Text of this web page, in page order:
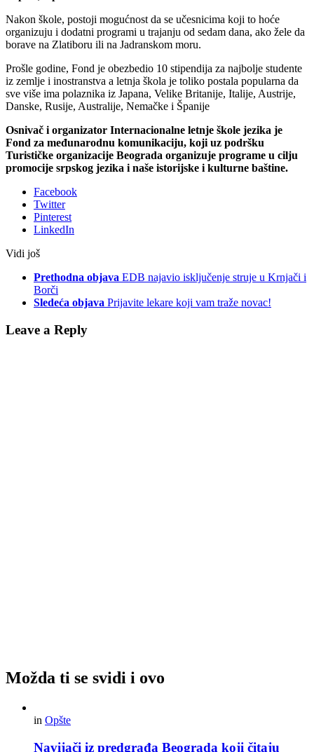
Nakon škole, postoji mogućnost da se učesnicima koji to hoće
organizuju i dodatni programi u trajanju od sedam dana, ako žele da
borave na Zlatiboru ili na Jadranskom moru.
Prošle godine, Fond je obezbedio 10 stipendija za najbolje studente
iz zemlje i inostranstva a letnja škola je toliko postala popularna da
sve više ima polaznika iz Japana, Velike Britanije, Italije, Austrije,
Danske, Rusije, Australije, Nemačke i Španije
Osnivač i organizator Internacionalne letnje škole jezika je
Fond za međunarodnu komunikaciju, koji uz podršku
Turističke organizacije Beograda organizuje programe u cilju
promocije srpskog jezika i naše istorijske i kulturne baštine.
Facebook
Twitter
Pinterest
LinkedIn
Vidi još
Prethodna objava EDB najavio isključenje struje u Krnjači i
Borči
Sledeća objava Prijavite lekare koji vam traže novac!
Leave a Reply
Možda ti se svidi i ovo
in Opšte
Navijači iz predgrađa Beograda koji čitaju